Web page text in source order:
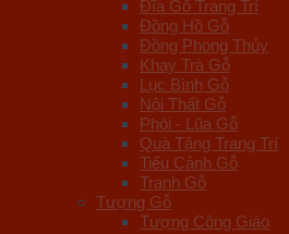
Đĩa Gỗ Trang Trí
Đồng Hồ Gỗ
Đồng Phong Thủy
Khay Trà Gỗ
Lục Bình Gỗ
Nội Thất Gỗ
Phôi - Lũa Gỗ
Quà Tặng Trang Trí
Tiểu Cảnh Gỗ
Tranh Gỗ
Tượng Gỗ
Tượng Công Giáo